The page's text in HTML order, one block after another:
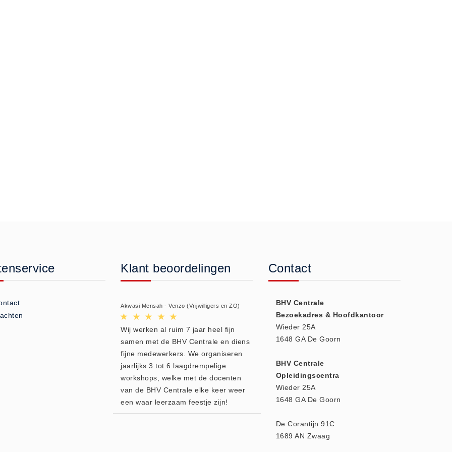
Klant beoordelingen
Akwasi Mensah - Venzo (Vrijwilligers en ZO)
Wij werken al ruim 7 jaar heel fijn
samen met de BHV Centrale en diens
fijne medewerkers. We organiseren
jaarlijks 3 tot 6 laagdrempelige
workshops, welke met de docenten
van de BHV Centrale elke keer weer
een waar leerzaam feestje zijn!
Contact
BHV Centrale
Bezoekadres & Hoofdkantoor
Wieder 25A
1648 GA De Goorn
BHV Centrale
Opleidingscentra
Wieder 25A
1648 GA De Goorn
De Corantijn 91C
1689 AN Zwaag